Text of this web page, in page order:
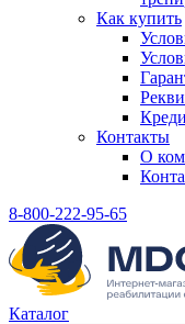
Как купить
Контакты
О
8-800-222-95-65
Каталог